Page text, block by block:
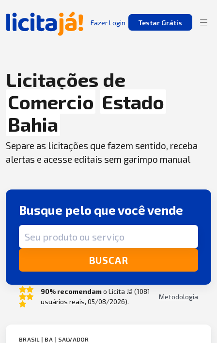
Fazer Login Testar Grátis
Licitações de
Comercio Estado
Bahia
Separe as licitações que fazem sentido, receba
alertas e acesse editais sem garimpo manual
Busque pelo que você vende
Termo de busca
BUSCAR
90% recomendamo Licita Já (1081
usuários reais, 05/08/2026).
Metodologia
BRASIL | BA | SALVADOR